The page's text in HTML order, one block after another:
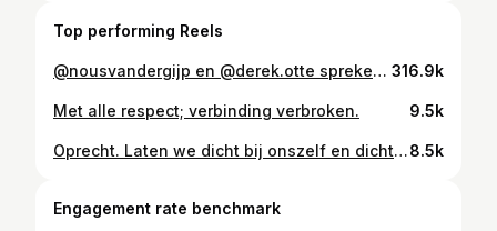
Top performing Reels
@nousvandergijp en @derek.otte spreken zich dagelijks uit tegen het onrecht in P4lestina. We spraken hen tijdens het herdenkingsprotest dat gehouden werd voor het Ministerie van Buitenlandse Zaken. Waardevol om te zien en horen! 🥾 Minouch van der Gijp and Derek Otte speak out every day against injustice in P4lestine. We spoke to them during the memorial protest held in front of the Ministry of Foreign Affairs. Valuable to see and hear! 316.9k
Met alle respect; verbinding verbroken. 9.5k
Oprecht. Laten we dicht bij onszelf en dicht elkaar blijven. En laten we @cestmocro niet te veel credits geven maar vooral ook trots zijn op de @telegraaf.nl als het aankomt op het ‘vergiftigen’ van mensen. Zij verstaan die kunst al sinds WO2. Zonder hen was het allemaal niet gelukt. Dat laatste is geen antisemitisme maar cynisme. Antisemitisme is fout bovendien gevaarlijk. Moslimhaat ook. Geweld is nooit het antwoord. Meten met twee maten ook niet. Let op elkaar lieve mensen, want onze overheid weet niet hoe. ♥️8.5k
Engagement rate benchmark